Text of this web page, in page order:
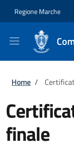
Regione Marche
Briciole
Home /
finale